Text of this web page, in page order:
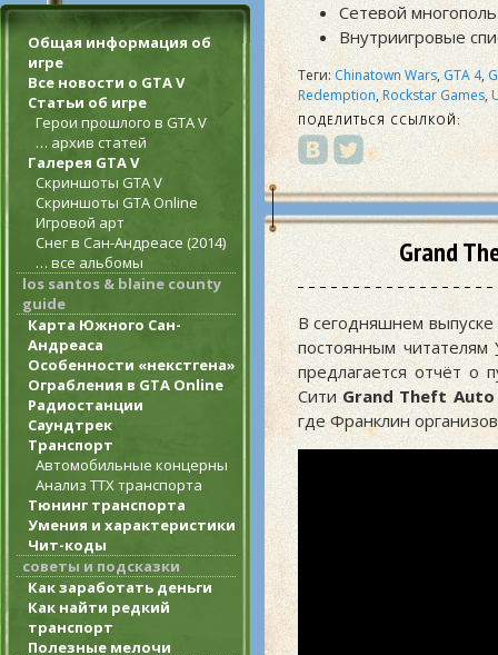
Общая информация об
игре
Все новости о GTA V
Статьи об игре
Герои прошлого в GTA V
… архив статей
Галерея GTA V
Скриншоты GTA V
Скриншоты GTA Online
Игровой арт
Снег в Сан-Андреасе (2014)
… все альбомы
los santos & blaine county
guide
Карта Южного Сан-
Андреаса
Особенности «некстгена»
Ограбления в GTA Online
Радиостанции
Саундтрек
Транспорт
Автомобильные концерны
Анализ ТТХ транспорта
Тюнинг транспорта
Умения и характеристики
Чит-коды
советы и подсказки
Как заработать деньги
Как найти редкий
транспорт
Полезные мелочи
Сетевой
Внутриигровые
Теги: Chinatown Wars,GTA 4,
Redemption,Rockstar Games,
ПОДЕЛИТЬСЯ ССЫЛКОЙ:
Grand
В сегодняшнем
постоянным читателям
предлагается отчёт о
СитиGrand Theft Auto
где Франклин